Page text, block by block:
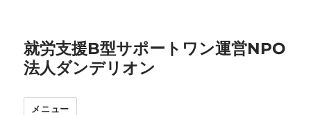
就労支援B型サポートワン運営NPO
法人ダンデリオン
メニュー